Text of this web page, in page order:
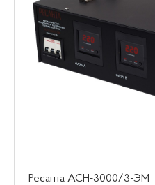
Ресанта АСН-3000/3-ЭМ